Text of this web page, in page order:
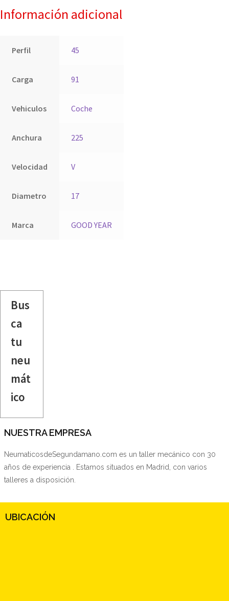
Información adicional
Perfil 45
Carga 91
Vehiculos Coche
Anchura 225
Velocidad V
Diametro 17
Marca GOOD YEAR
Bus
ca
tu
neu
mát
ico
NUESTRA EMPRESA
NeumaticosdeSegundamano.com es un taller mecánico con 30
años de experiencia . Estamos situados en Madrid, con varios
talleres a disposición.
UBICACIÓN